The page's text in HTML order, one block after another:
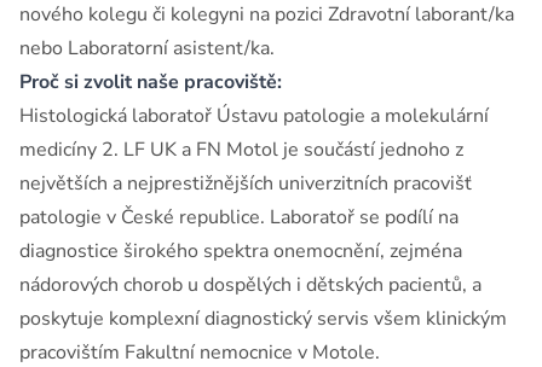
nového kolegu či kolegyni na pozici Zdravotní laborant/ka
nebo Laboratorní asistent/ka.
Proč si zvolit naše pracoviště:
Histologická laboratoř Ústavu patologie a molekulární
medicíny 2. LF UK a FN Motol je součástí jednoho z
největších a nejprestižnějších univerzitních pracovišť
patologie v České republice. Laboratoř se podílí na
diagnostice širokého spektra onemocnění, zejména
nádorových chorob u dospělých i dětských pacientů, a
poskytuje komplexní diagnostický servis všem klinickým
pracovištím Fakultní nemocnice v Motole.